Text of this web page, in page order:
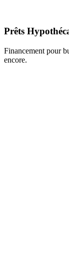
Prêts
Financement pour
encore.